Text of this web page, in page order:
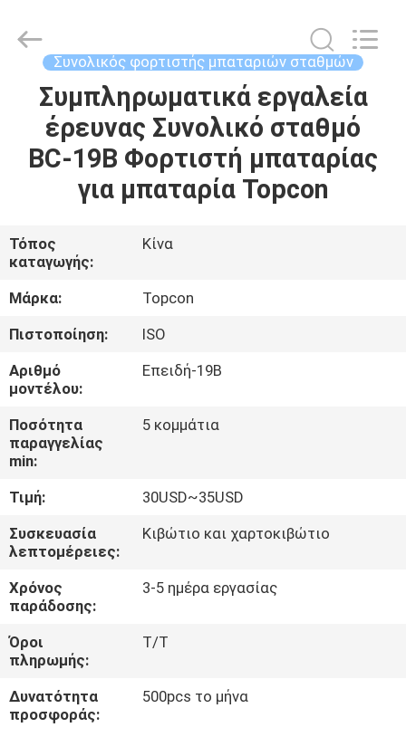
ΣΠΊΤΙ
ΠΡΟΪΌΝΤΑ
ΠΕΡΊΠΟΥ
ΕΜΕΊΣ
ΓΎΡΟΣ
ΕΡΓΟΣΤΑΣΊΩΝ
ΠΟΙΟΤΙΚΌΣ
ΈΛΕΓΧΟΣ
ΕΛΆΤΕ
ΣΕ
ΕΠΑΦΉ
ΜΕ
ΖΗΤΉΣΤΕ
ΈΝΑ
ΑΠΌΣΠΑΣΜΑ
Instrument
Co.,Ltd.
Συνολικός φορτιστής μπαταριών σταθμών
Συμπληρωματικά εργαλεία
έρευνας Συνολικό σταθμό
BC-19B Φορτιστή μπαταρίας
για μπαταρία Topcon
Τόπος
καταγωγής:
Κίνα
Μάρκα:
Topcon
Πιστοποίηση:
ISO
Αριθμό
μοντέλου:
Επειδή-19B
Ποσότητα
παραγγελίας
min:
5 κομμάτια
Τιμή:
30USD~35USD
Συσκευασία
λεπτομέρειες:
Κιβώτιο και χαρτοκιβώτιο
Χρόνος
παράδοσης:
3-5 ημέρα εργασίας
Όροι
πληρωμής:
T/T
Δυνατότητα
προσφοράς:
500pcs το μήνα